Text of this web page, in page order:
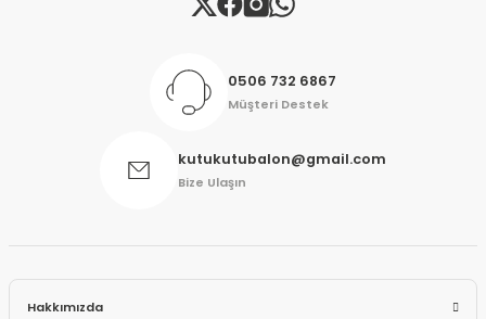
Gönder
0506 732 6867
Müşteri Destek
kutukutubalon@gmail.com
Bize Ulaşın
Hakkımızda